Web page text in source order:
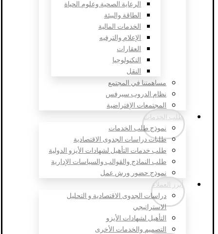
الرعاية الصحية وعلوم الحياة
الطاقة والبيئة
الخدمات المالية
الإعلام والترفيه
العقارات
التكنولوجيا
النقل
مساهمتنا في المجتمع
نظام الدروب سيرفس
المجتمعات الإفتراضية
طلب الخدمات
نموذج طلب الخدمات
طلبات دراسات الجدوى الاقتصادية
طلب خدمات التأهيل لشهادات الأيزو الدولية
طلب النماذج والقوالب والسياسات الإدارية
نموذج حضور ورش عمل
أبرز العملاء
دراسات الجدوى الاقتصادية و التحليل
الاستراتيجي
التأهيل لشهادات الأيزو
التصميم والخدمات الأخرى